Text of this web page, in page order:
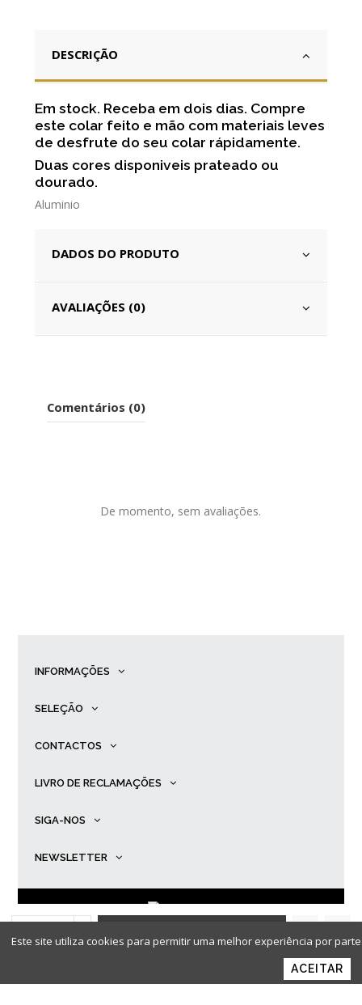
CARRINHO
DESCRIÇÃO
Em stock. Receba em dois dias. Compre
este colar feito e mão com materiais leves
de desfrute do seu colar rápidamente.
Duas cores disponiveis prateado ou
dourado.
Aluminio
DADOS DO PRODUTO
AVALIAÇÕES (0)
Comentários (0)
De momento, sem avaliações.
INFORMAÇÕES
SELEÇÃO
CONTACTOS
LIVRO DE RECLAMAÇÕES
SIGA-NOS
NEWSLETTER
© Primadona | Desenvolvido por .
Este site utiliza cookies para permitir uma melhor experiência por
ACEITAR